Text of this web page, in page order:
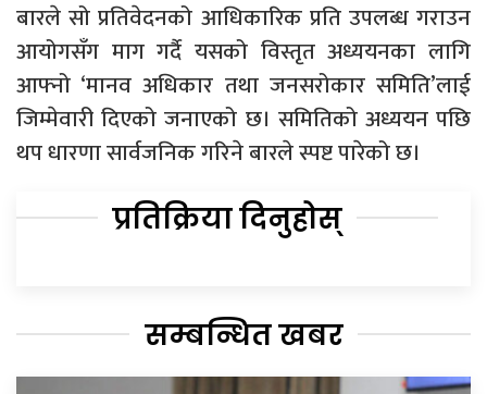
बारले सो प्रतिवेदनको आधिकारिक प्रति उपलब्ध गराउन
आयोगसँग माग गर्दै यसको विस्तृत अध्ययनका लागि
आफ्नो ‘मानव अधिकार तथा जनसरोकार समिति’लाई
जिम्मेवारी दिएको जनाएको छ। समितिको अध्ययन पछि
थप धारणा सार्वजनिक गरिने बारले स्पष्ट पारेको छ।
प्रतिक्रिया दिनुहोस्
सम्बन्धित खबर